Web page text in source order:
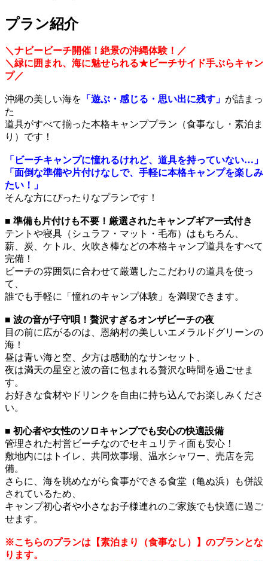
プラン紹介
＼ナビービーチ開催！絶景の沖縄体験！／
＼緑に囲まれ、海に魅せられる★ビーチサイド手ぶらキャン
プ／
沖縄の美しい海を 「遊ぶ・感じる・思い出に残す」 が詰まっ
た
道具がすべて揃った本格キャンププラン（食事なし・素泊ま
り）です！
「ビーチキャンプに憧れるけれど、道具を持っていない…」
「面倒な準備や片付けなしで、手軽に本格キャンプを楽しみ
たい！」
そんな方にぴったりなプランです！
■ 準備も片付けも不要！厳選されたキャンプギア一式付き
テントや寝具（シュラフ・マット・毛布）はもちろん、
薪、炭、ケトル、火吹き棒などの本格キャンプ道具をすべて
完備！
ビーチの雰囲気に合わせて厳選したこだわりの道具を使っ
て、
誰でも手軽に「憧れのキャンプ体験」を満喫できます。
■ 波の音が子守唄！贅沢すぎるオンザビーチの夜
目の前に広がるのは、恩納村の美しいエメラルドグリーンの
海！
昼は青い海と空、夕方は感動的なサンセット、
夜は満天の星空と波の音に包まれる贅沢な時間を過ごせま
す。
お好きな食材やドリンクを自由に持ち込んでお楽しみくださ
い。
■ 初心者や女性のソロキャンプでも安心の快適設備
管理された村営ビーチなのでセキュリティ面も安心！
敷地内にはトイレ、共同炊事場、温水シャワー、売店を完
備。
さらに、海を眺めながら食事ができる食堂（亀ぬ浜）も併設
されているため、
キャンプ初心者や小さなお子様連れのご家族でも快適に過ご
せます。
※こちらのプランは【素泊まり（食事なし）】のプランとな
ります。